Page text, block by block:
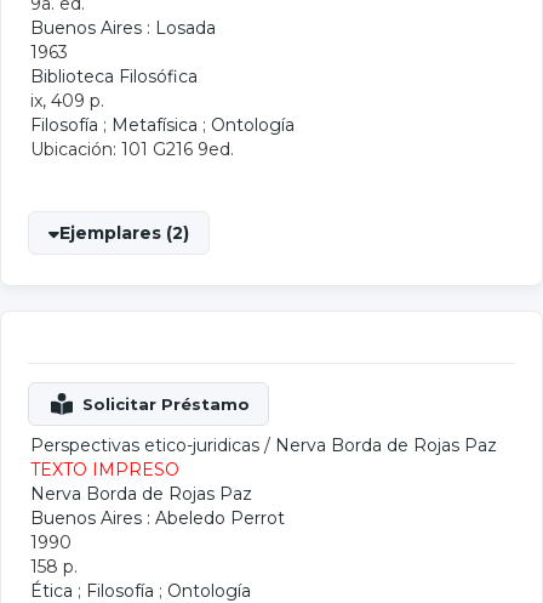
Buenos Aires : Losada
1963
Biblioteca Filosófica
ix, 409 p.
Filosofía ; Metafísica ; Ontología
Ubicación: 101 G216 9ed.
Ejemplares (2)
Perspectivas etico-juridicas / Nerva Borda de Rojas Paz
TEXTO IMPRESO
Nerva Borda de Rojas Paz
Buenos Aires : Abeledo Perrot
1990
158 p.
Ética ; Filosofía ; Ontología